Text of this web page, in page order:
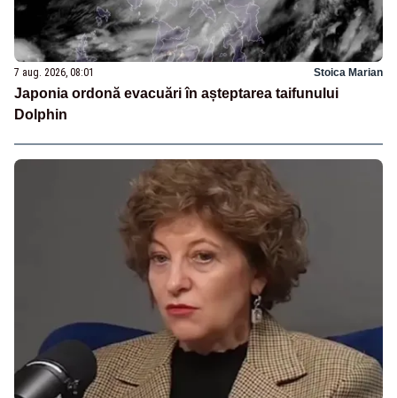
7 aug. 2026, 08:01 Stoica Marian
Japonia ordonă evacuări în așteptarea taifunului
Dolphin